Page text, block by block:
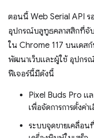
ตอนนี้ Web Serial API ร
อุปกรณ์บลูทูธคลาสสิกที่จับ
ใน Chrome 117 บนเดส
พัฒนาเว็บและผู้ใช้ อุปกร
ฟีเจอร์นี้มีดังนี้
Pixel Buds Pro แ
เพื่อจัดการการตั้งค่า
ระบบจุดขายเคลื่อน